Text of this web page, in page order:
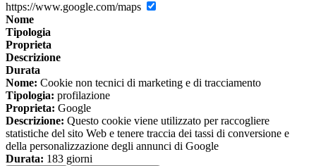
https://www.google.com/maps
Nome
Tipologia
Proprieta
Descrizione
Durata
Nome: Cookie non tecnici di marketing e di tracciamento
Tipologia: profilazione
Proprieta: Google
Descrizione: Questo cookie viene utilizzato per raccogliere
statistiche del sito Web e tenere traccia dei tassi di conversione e
della personalizzazione degli annunci di Google
Durata: 183 giorni